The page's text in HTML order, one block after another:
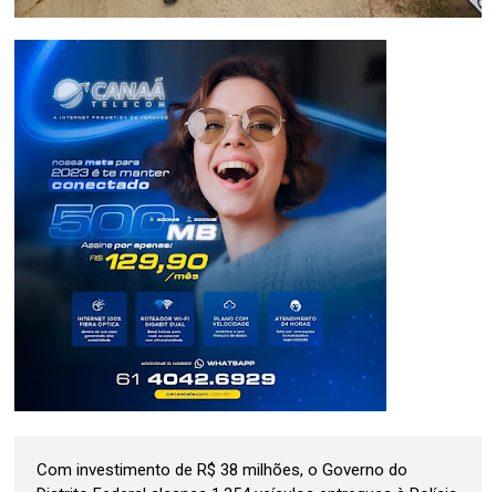
Com investimento de R$ 38 milhões, o Governo do